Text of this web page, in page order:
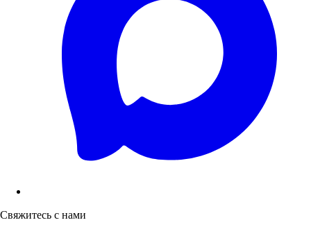
Свяжитесь с нами